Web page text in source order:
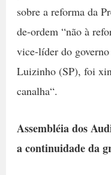
sobre a reforma da
de-ordem “não à
vice-líder do
Luizinho (SP), foi
canalha“.
Assembléia dos
a continuidade da